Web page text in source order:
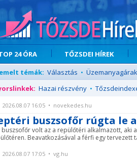
24 ÓRA TŐZSDEI HÍREK
témák: Választás • Üzemanyagárak
Hazai részvény •
2026.08.07 16:05 • novekedes.hu
buszsofőr rúgta le
buszsofőr volt az a repülőtéri alkalmazott,
Beavatkozásával a férfi egy tervezett
2026.08.07 17:05 • vg.hu